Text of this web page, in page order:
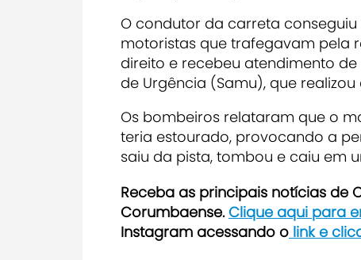
O condutor da carreta
motoristas que trafegavam pela
direito e recebeu atendimento
de Urgência (Samu), que
Os bombeiros relataram que o
teria estourado, provocando a
saiu da pista, tombou e caiu em
Receba as principais notícias de
Corumbaense.Clique aqui para
Instagram acessando o link e